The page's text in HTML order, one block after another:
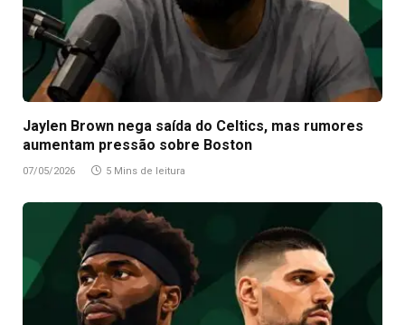
Jaylen Brown nega saída do Celtics, mas rumores
aumentam pressão sobre Boston
07/05/2026 5 Mins de leitura